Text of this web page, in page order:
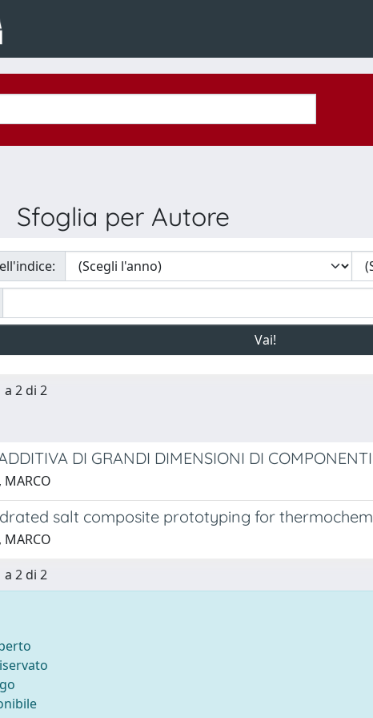
Sfoglia per Autore
2 di 2
DI GRANDI DIMENSIONI DI
salt composite prototyping for
2 di 2